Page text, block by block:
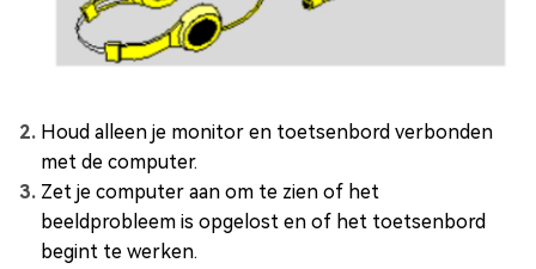
Houd alleen je monitor en toetsenbord verbonden
met de computer.
Zet je computer aan om te zien of het
beeldprobleem is opgelost en of het toetsenbord
begint te werken.